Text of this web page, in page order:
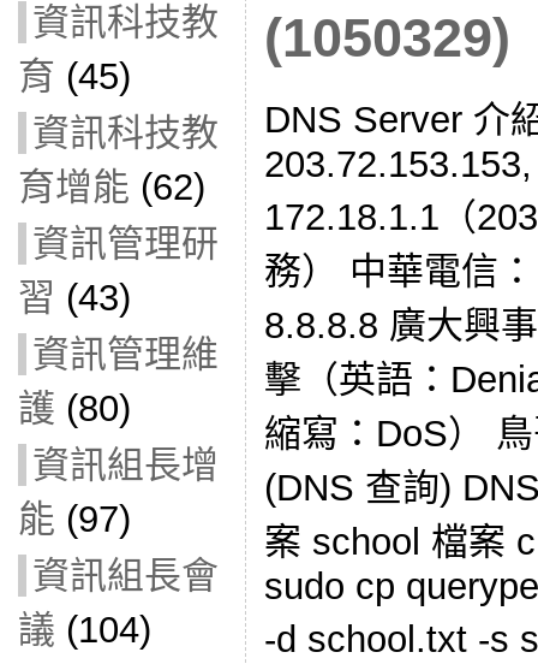
資訊科技教
育 (45)
資訊科技教
育增能 (62)
資訊管理研
習 (43)
資訊管理維
護 (80)
資訊組長增
能 (97)
資訊組長會
議 (104)
(1050329)
DNS Server 介
172.18.1.1（
務） 中華電信
8.8.8.8 廣大興
擊（英語：
縮寫：DoS）
(DNS 查詢)
案 school 檔案
sudo cp
-d school.txt -s